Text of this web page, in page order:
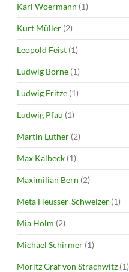
Karl Woermann (1)
Kurt Müller (2)
Leopold Feist (1)
Ludwig Börne (1)
Ludwig Fritze (1)
Ludwig Pfau (1)
Martin Luther (2)
Max Kalbeck (1)
Maximilian Bern (2)
Meta Heusser-Schweizer (1)
Mia Holm (2)
Michael Schirmer (1)
Moritz Graf von Strachwitz (1)